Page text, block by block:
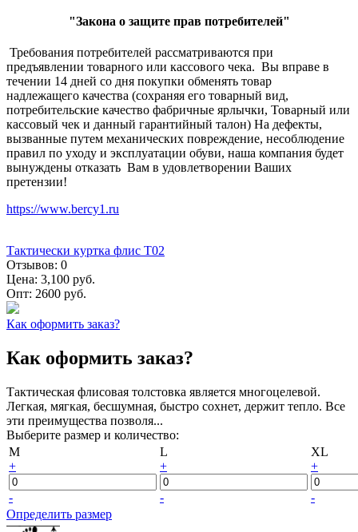
"Закона о защите прав потребителей"
Требования потребителей рассматриваются при
предъявлении товарного или кассового чека. Вы вправе в
течении 14 дней со дня покупки обменять товар
надлежащего качества (сохраняя его товарный вид,
потребительские качество фабричные ярлычки, Товарный или
кассовый чек и данный гарантийный талон) На дефекты,
вызванные путем механических повреждение, несоблюдение
правил по уходу и эксплуатации обуви, наша компания будет
вынуждены отказать Вам в удовлетворении Ваших
претензии!
https://www.bercy1.ru
Тактически куртка флис Т02
Отзывов: 0
Цена: 3,100 руб.
Опт: 2600 руб.
Как оформить заказ?
Как оформить заказ?
Тактическая флисовая толстовка является многоцелевой.
Легкая, мягкая, бесшумная, быстро сохнет, держит тепло. Все
эти преимущества позволя...
Выберите размер и количество:
M
+
-
L
+
-
XL
+
-
Определить размер